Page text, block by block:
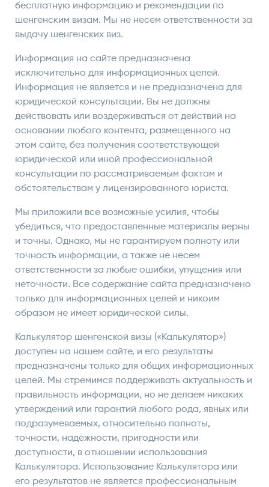
бесплатную информацию и рекомендации по
шенгенским визам. Мы не несем ответственности за
выдачу шенгенских виз.
Информация на сайте предназначена
исключительно для информационных целей.
Информация не является и не предназначена для
юридической консультации. Вы не должны
действовать или воздерживаться от действий на
основании любого контента, размещенного на
этом сайте, без получения соответствующей
юридической или иной профессиональной
консультации по рассматриваемым фактам и
обстоятельствам у лицензированного юриста.
Мы приложили все возможные усилия, чтобы
убедиться, что предоставленные материалы верны
и точны. Однако, мы не гарантируем полноту или
точность информации, а также не несем
ответственности за любые ошибки, упущения или
неточности. Все содержание сайта предназначено
только для информационных целей и никоим
образом не имеет юридической силы.
Калькулятор шенгенской визы («Калькулятор»)
доступен на нашем сайте, и его результаты
предназначены только для общих информационных
целей. Мы стремимся поддерживать актуальность и
правильность информации, но не делаем никаких
утверждений или гарантий любого рода, явных или
подразумеваемых, относительно полноты,
точности, надежности, пригодности или
доступности, в отношении использования
Калькулятора. Использование Калькулятора или
его результатов не является профессиональным